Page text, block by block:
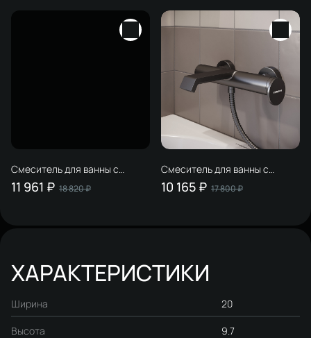
Смеситель для ванны с
душем STWORKI Лерум
S04100CR хром, латунь,
11 961 ₽ 18 820 ₽
Смеситель для ванны с
душем STWORKI Лерум
S04100GB вороненая сталь,
10 165 ₽ 17 800 ₽
ХАРАКТЕРИСТИКИ
Ширина 20
Высота 9.7